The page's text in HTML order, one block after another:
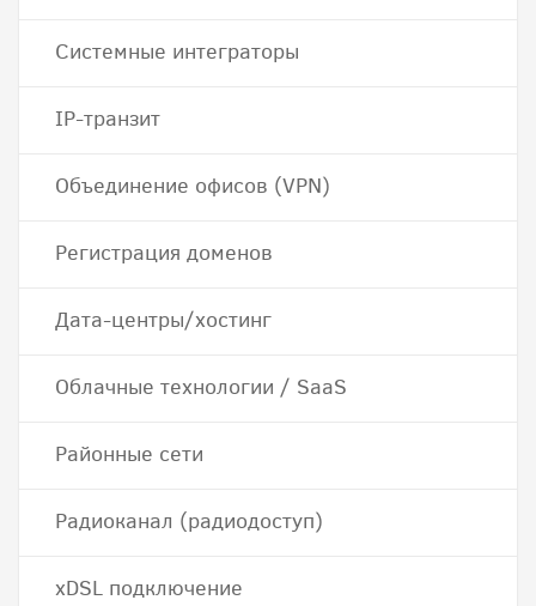
Системные интеграторы
IP-транзит
Объединение офисов (VPN)
Регистрация доменов
Дата-центры/хостинг
Облачные технологии / SaaS
Районные сети
Радиоканал (радиодоступ)
хDSL подключение